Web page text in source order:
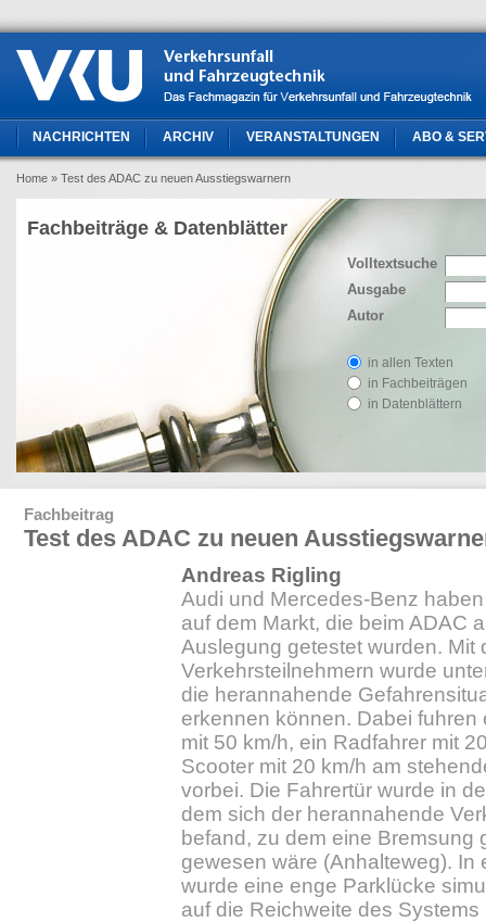
NACHRICHTEN ARCHIV VERANSTALTUNGEN ABO &
Home » Test des ADAC zu neuen Ausstiegswarnern
Volltextsuche
Ausgabe
Autor
in allen Texten
in Fachbeiträgen
in Datenblättern
Fachbeiträge & Datenblätter
Fachbeitrag
Test des ADAC zu neuen
Andreas Rigling
Audi und Mercedes-Benz
auf dem Markt, die beim ADAC
Auslegung getestet wurden. Mit
Verkehrsteilnehmern wurde
die herannahende
erkennen können. Dabei
mit 50 km/h, ein Radfahrer mit
Scooter mit 20 km/h am
vorbei. Die Fahrertür wurde in
dem sich der herannahende
befand, zu dem eine Bremsung
gewesen wäre (Anhalteweg). In
wurde eine enge Parklücke
auf die Reichweite des Systems